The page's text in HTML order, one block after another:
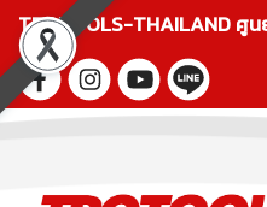
TPQTOOLS-THAILAND ศู